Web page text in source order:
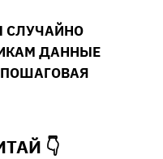
СЛУЧАЙНО
ДАННЫЕ
👇